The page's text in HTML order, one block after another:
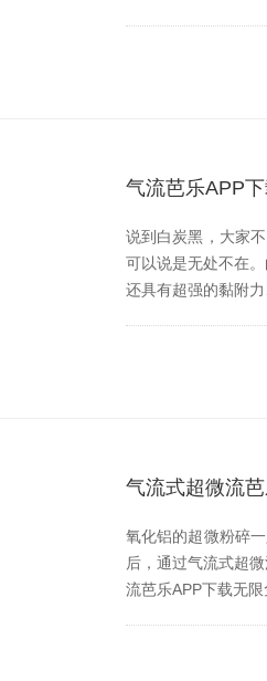
气流芭乐APP
说到白炭黑，大
可以说是无处不在
还具有超强的黏附力
气流式超微流
氧化铝的超微粉碎一
后，通过气流式
流芭乐APP下载无限